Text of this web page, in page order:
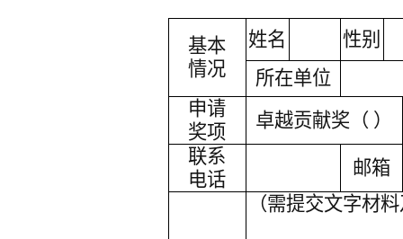
基本
情况
姓名
性别
所在单位
申请
奖项
卓越贡献奖（ ）
联系
电话
邮箱
（需提交文字材